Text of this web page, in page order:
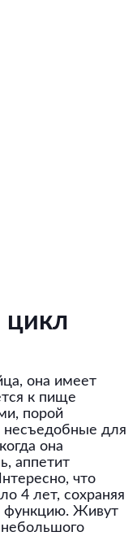
цикл
она имеет
к пище
порой
несъедобные для
она
аппетит
что
4 лет, сохраняя
функцию. Живут